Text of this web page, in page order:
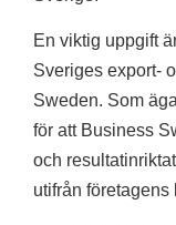
En viktig uppgift
Sveriges export-
Sweden. Som
för att Business
och
utifrån företagens